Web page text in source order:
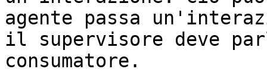
agente passa
il supervisore deve
consumatore.